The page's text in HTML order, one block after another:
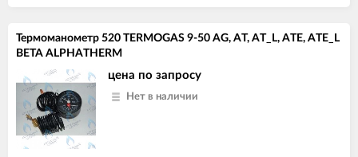
Термоманометр 520 TERMOGAS 9-50 AG, AT, AT_L, ATE, ATE_L
BETA ALPHATHERM
цена по запросу
Нет в наличии